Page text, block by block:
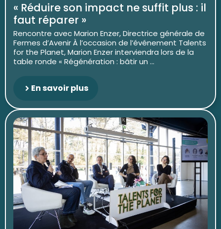
« Réduire son impact ne suffit plus : il
faut réparer »
Rencontre avec Marion Enzer, Directrice générale de
Fermes d’Avenir À l’occasion de l’événement Talents
for the Planet, Marion Enzer interviendra lors de la
table ronde « Régénération : bâtir un ...
En savoir plus